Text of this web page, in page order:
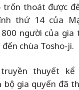
thoát được
thứ 14 của
người của gia
chùa Tosho-ji.
thuyết
gia quyến đã